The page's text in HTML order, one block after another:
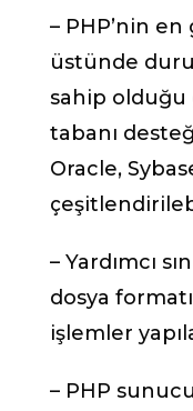
– PHP’nin
üstünde
sahip olduğu
tabanı
Oracle,
– Yardımcı
dosya
işlemler
– PHP